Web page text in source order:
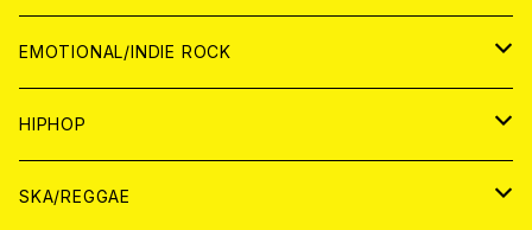
ANALOG
ANALOG
CD
ANALOG
CD
ANALOG
WORLD
CD
ANALOG
JAPAN
CD
ANALOG
WORLD
ANALOG
EMOTIONAL/INDIE ROCK
JAPAN
CD
WORLD
HIPHOP
JAPAN
SKA/REGGAE